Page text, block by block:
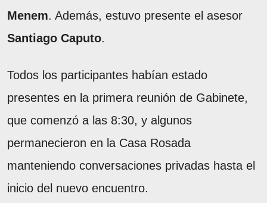
Menem. Además, estuvo presente el asesor
Santiago Caputo.
Todos los participantes habían estado
presentes en la primera reunión de Gabinete,
que comenzó a las 8:30, y algunos
permanecieron en la Casa Rosada
manteniendo conversaciones privadas hasta el
inicio del nuevo encuentro.